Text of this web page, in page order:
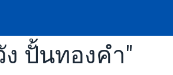
ปั้นทองคำ"